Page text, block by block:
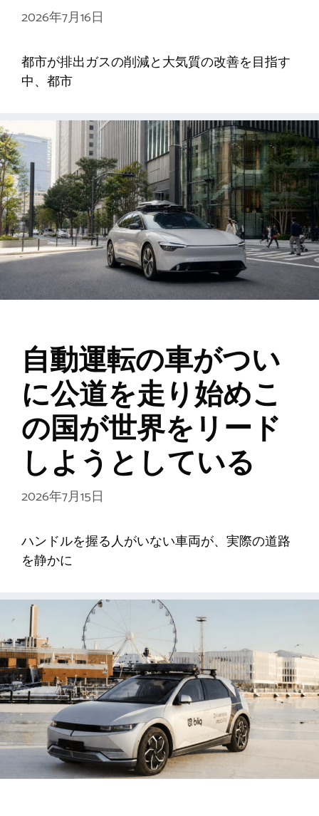
2026年7月16日
都市が排出ガスの削減と大気質の改善を目指す
中、都市
自動運転の車がつい
に公道を走り始めこ
の国が世界をリード
しようとしている
2026年7月15日
ハンドルを握る人がいない車両が、実際の道路
を静かに